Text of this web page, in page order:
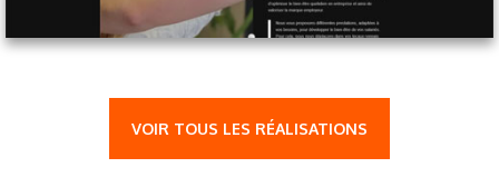
VOIR TOUS LES RÉALISATIONS